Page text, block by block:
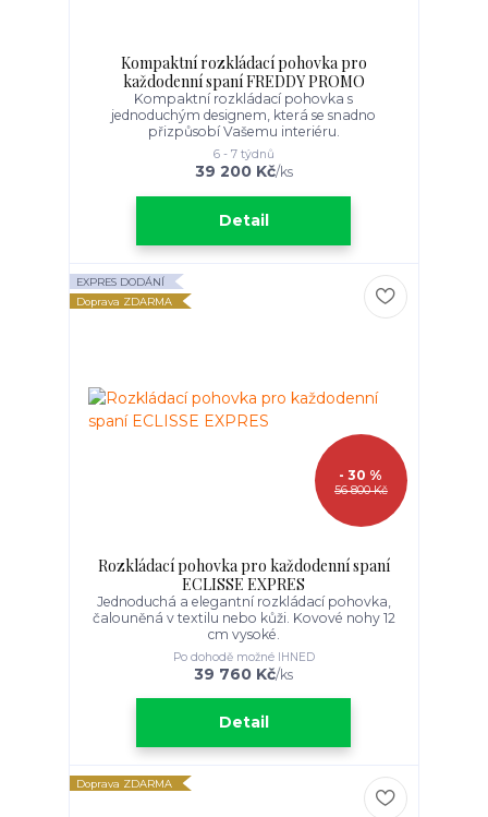
Kompaktní rozkládací pohovka pro
každodenní spaní FREDDY PROMO
Kompaktní rozkládací pohovka s
jednoduchým designem, která se snadno
přizpůsobí Vašemu interiéru.
39 200 Kč/ks
6 - 7 týdnů
Detail
EXPRES DODÁNÍ
Doprava ZDARMA
56 800 Kč
- 30 %
Rozkládací pohovka pro každodenní spaní
ECLISSE EXPRES
Jednoduchá a elegantní rozkládací pohovka,
čalouněná v textilu nebo kůži. Kovové nohy 12
cm vysoké.
39 760 Kč/ks
Po dohodě možné IHNED
Detail
Doprava ZDARMA